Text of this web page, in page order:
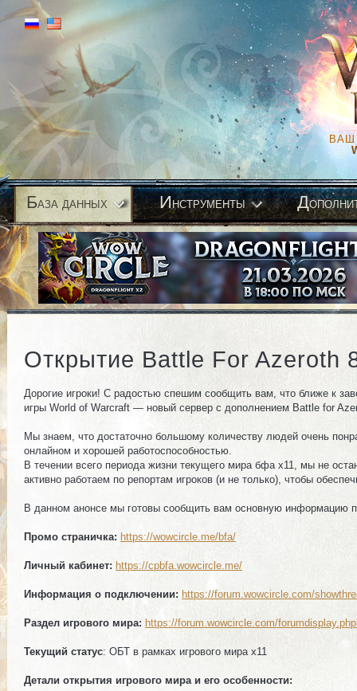
ВАШ
База данных Инструменты Д
Открытие Battle For
Дорогие игроки! С радостью спешим сообщить вам, что ближе к
игры World of Warcraft — новый сервер с дополнением Battle for
Мы знаем, что достаточно большому количеству людей очень
онлайном и хорошей работоспособностью.
В течении всего периода жизни текущего мира бфа х11, мы не
активно работаем по репортам игроков (и не только), чтобы
В данном анонсе мы готовы сообщить вам основную информацию
Промо страничка: https://wowcircle.me/bfa/
Личный кабинет: https://cpbfa.wowcircle.me/
Информация о подключении: https://forum.wowcircle.com/
Раздел игрового мира: https://forum.wowcircle.com/
Текущий статус: ОБТ в рамках игрового мира х11
Детали открытия игрового мира и его особенности: